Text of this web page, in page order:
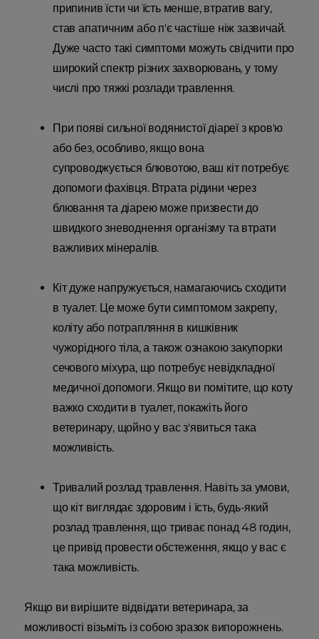
припинив їсти чи їсть менше, втратив вагу,
став апатичним або п'є частіше ніж зазвичай.
Дуже часто такі симптоми можуть свідчити про
широкий спектр різних захворювань, у тому
числі про тяжкі розлади травлення.
При появі сильної водянистої діареї з кров'ю
або без, особливо, якщо вона
супроводжується блювотою, ваш кіт потребує
допомоги фахівця. Втрата рідини через
блювання та діарею може призвести до
швидкого зневоднення організму та втрати
важливих мінералів.
Кіт дуже напружується, намагаючись сходити
в туалет. Це може бути симптомом закрепу,
коліту або потрапляння в кишківник
чужорідного тіла, а також ознакою закупорки
сечового міхура, що потребує невідкладної
медичної допомоги. Якщо ви помітите, що коту
важко сходити в туалет, покажіть його
ветеринару, щойно у вас з'явиться така
можливість.
Тривалий розлад травлення. Навіть за умови,
що кіт виглядає здоровим і їсть, будь-який
розлад травлення, що триває понад 48 годин,
це привід провести обстеження, якщо у вас є
така можливість.
Якщо ви вирішите відвідати ветеринара, за
можливості візьміть із собою зразок випорожнень.